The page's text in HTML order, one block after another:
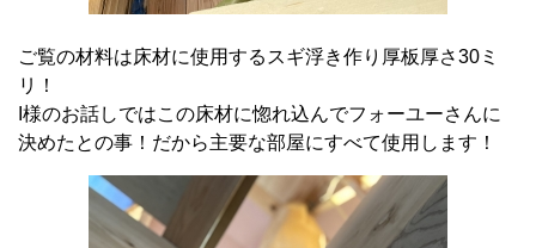
ご覧の材料は床材に使用するスギ浮き作り厚板厚さ30ミ
リ！
I様のお話しではこの床材に惚れ込んでフォーユーさんに
決めたとの事！だから主要な部屋にすべて使用します！